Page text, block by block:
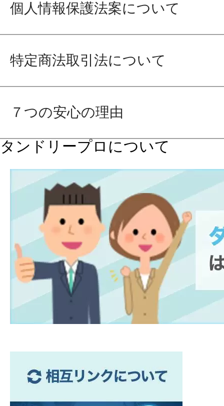
個人情報保護法案について
特定商法取引法について
７つの安心の理由
タンドリープロについて